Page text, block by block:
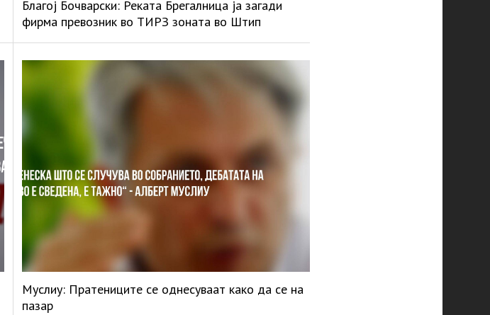
Благој Бочварски: Реката Брегалница ја загади
фирма превозник во ТИРЗ зоната во Штип
Муслиу: Пратениците се однесуваат како да се на
пазар